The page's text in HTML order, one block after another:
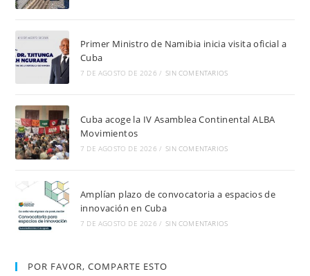
Primer Ministro de Namibia inicia visita oficial a
Cuba
7 DE AGOSTO DE 2026 / SIN COMENTARIOS
Cuba acoge la IV Asamblea Continental ALBA
Movimientos
7 DE AGOSTO DE 2026 / SIN COMENTARIOS
Amplían plazo de convocatoria a espacios de
innovación en Cuba
7 DE AGOSTO DE 2026 / SIN COMENTARIOS
POR FAVOR, COMPARTE ESTO